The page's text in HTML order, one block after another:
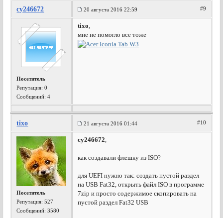
cy246672 20 августа 2016 22:59 #9
Посетитель
Репутация:0
Сообщений: 4
tixo,
мне не помогло все тоже
tixo 21 августа 2016 01:44 #10
Посетитель
Репутация:527
Сообщений: 3580
cy246672,
как создавали флешку из ISO?
для UEFI нужно так: создать пустой раздел
на USB Fat32, открыть файл ISO в программе
7zip и просто содержимое скопировать на
пустой раздел Fat32 USB